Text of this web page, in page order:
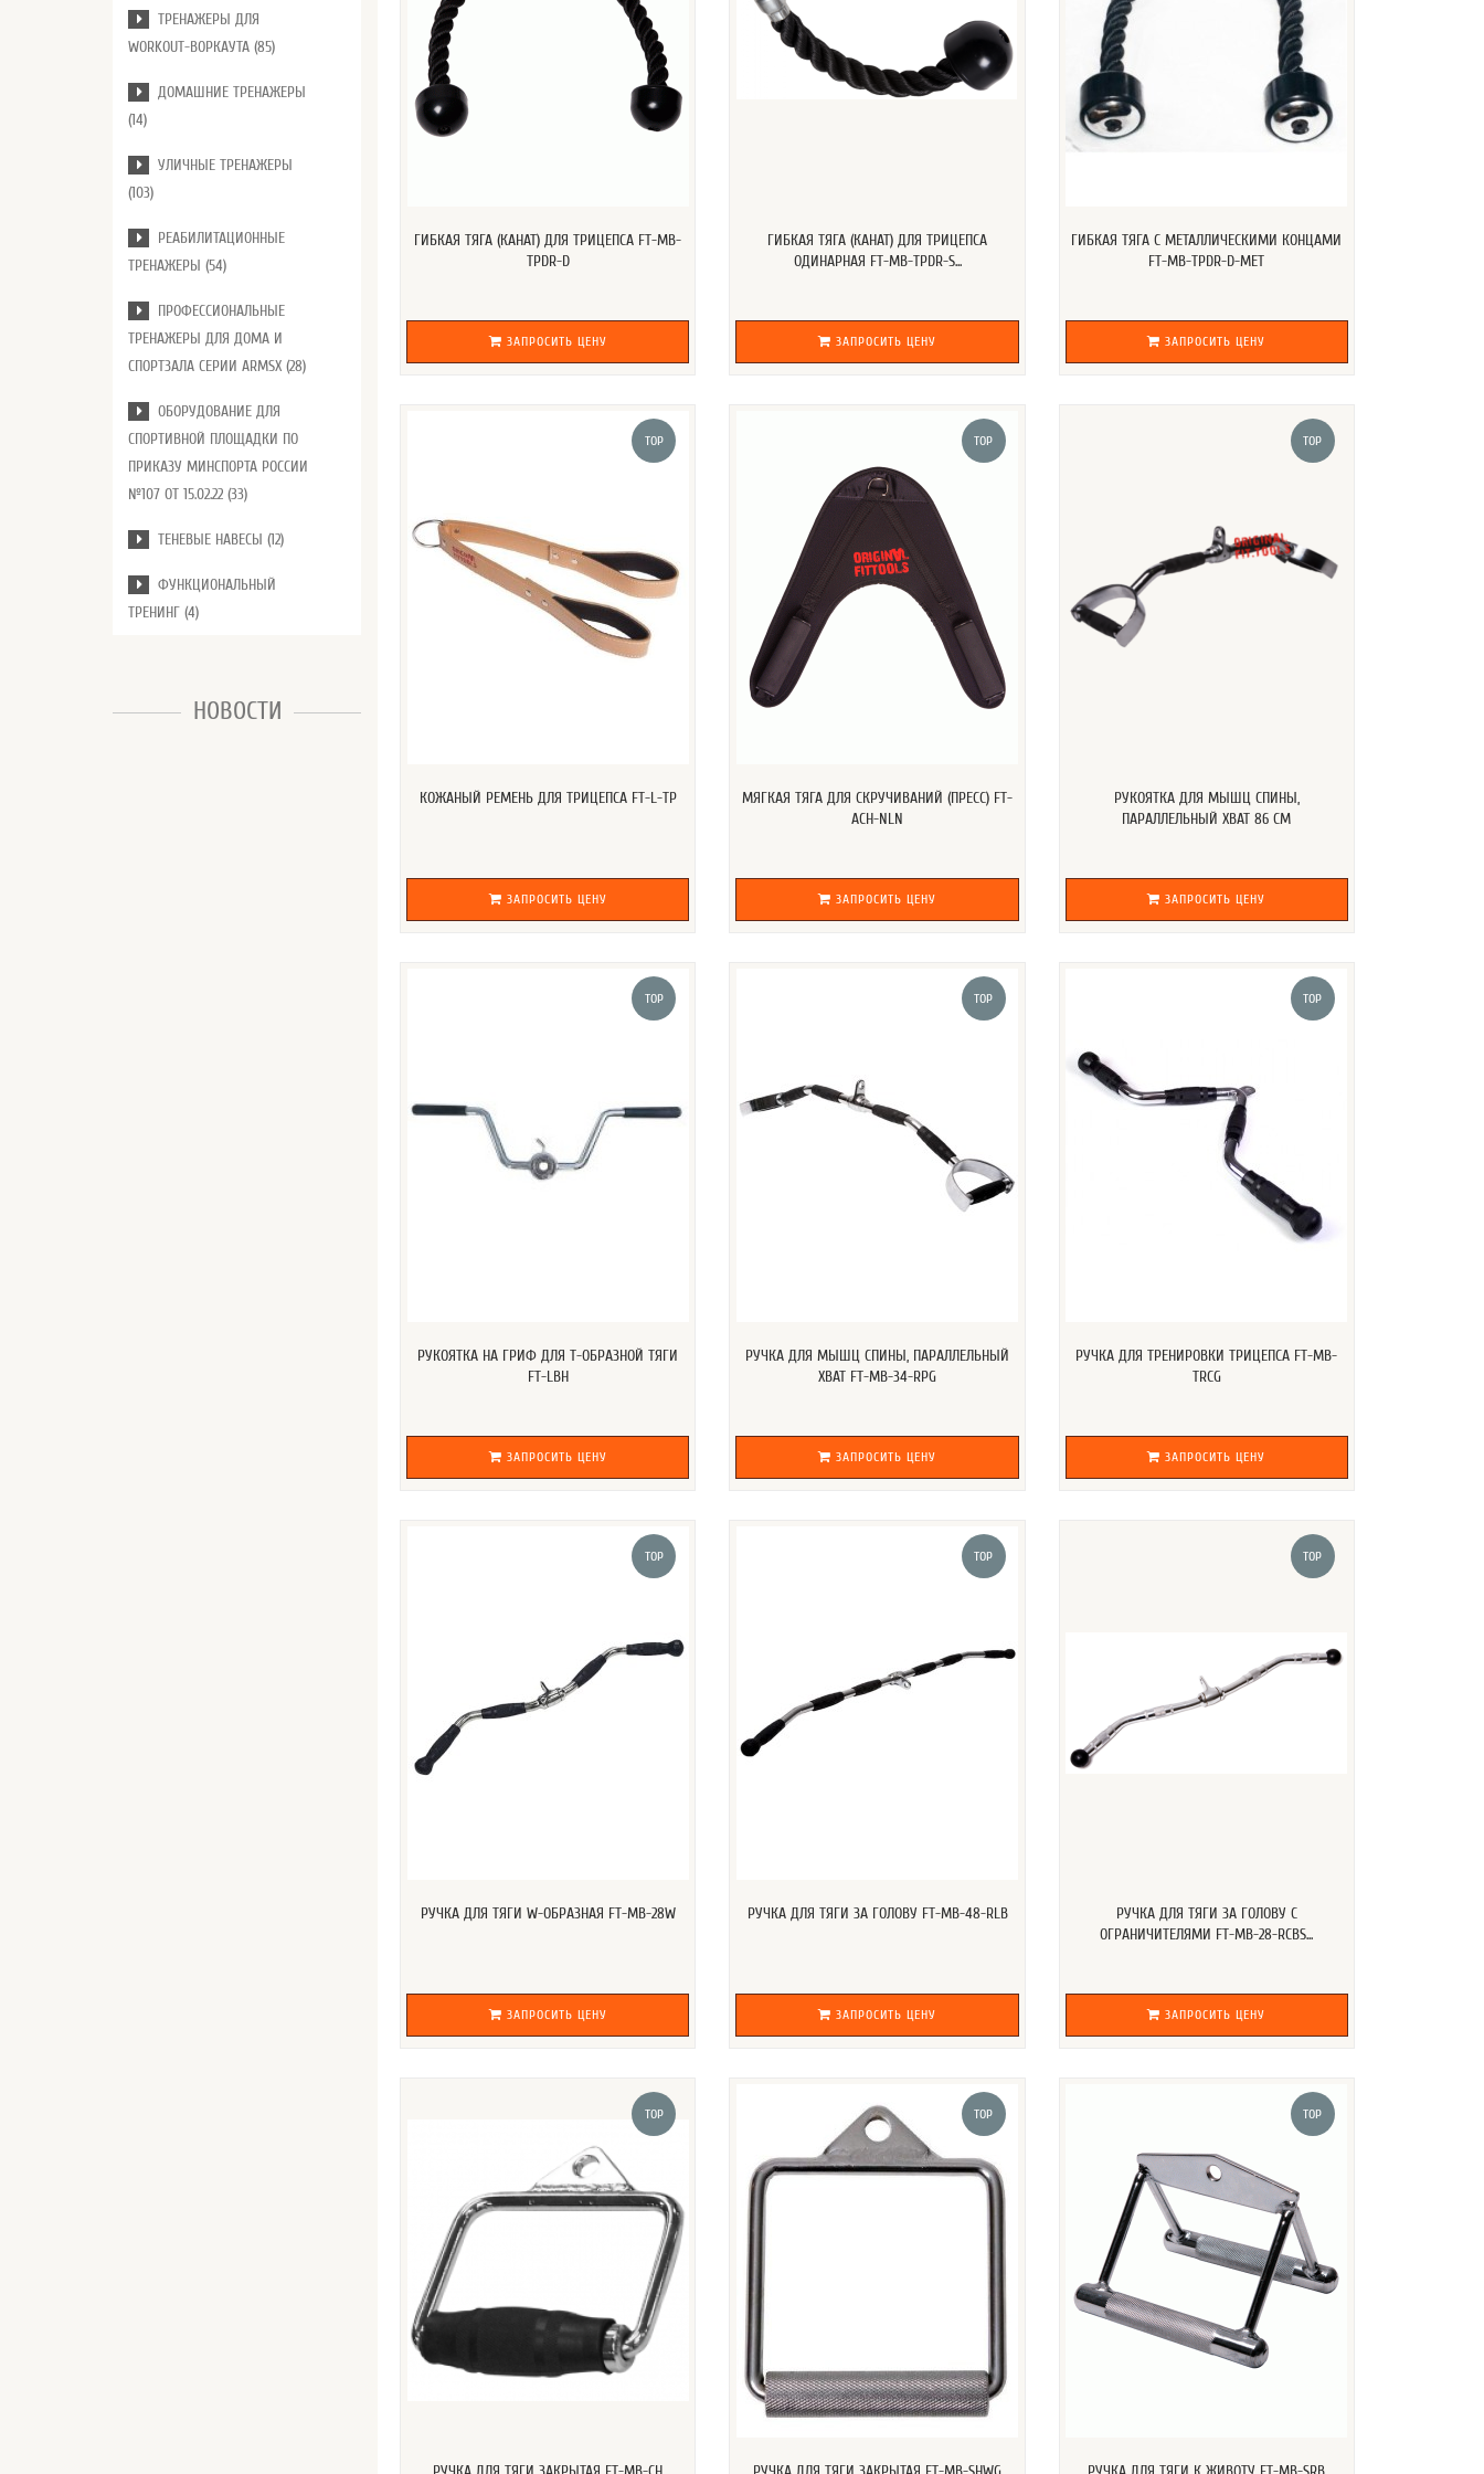
ТРЕНАЖЕРЫ ДЛЯ
WORKOUT-ВОРКАУТА (85)
ДОМАШНИЕ ТРЕНАЖЕРЫ
(14)
УЛИЧНЫЕ ТРЕНАЖЕРЫ
(103)
РЕАБИЛИТАЦИОННЫЕ
ТРЕНАЖЕРЫ (54)
ПРОФЕССИОНАЛЬНЫЕ
ТРЕНАЖЕРЫ ДЛЯ ДОМА И
СПОРТЗАЛА СЕРИИ ARMSX (28)
ОБОРУДОВАНИЕ ДЛЯ
СПОРТИВНОЙ ПЛОЩАДКИ ПО
ПРИКАЗУ МИНСПОРТА РОССИИ
№107 ОТ 15.02.22 (33)
ТЕНЕВЫЕ НАВЕСЫ (12)
ФУНКЦИОНАЛЬНЫЙ
ТРЕНИНГ (4)
НОВОСТИ
v-образная фиксированная ручка, имеет упоры против соскальзывания рук;
v-образная подвижная, аналогична предыдущей, отличие только во вращающемся креплении;
l-образная рукоятка, обладающая многофункциональнстью, используется для многих физических
упражнений;
параллельная рукоятка, используется только для упражнений на зону спины;
v-образная параллельная рукоятка, дает возможность выполнить горизонтальную и вертикальную тягу;
планетарная рукоятка, представляет собой две округлых ручки, вращающихся на 360 градусов, подходит
тренажером кроссовер, но также могут использоваться и одиночно.
Мы представляем большой ассортимент ручек из различных качественных материалов, способных удовлетворить
ГИБКАЯ ТЯГА (КАНАТ) ДЛЯ ТРИЦЕПСА FT-MB-
TPDR-D
ЗАПРОСИТЬ ЦЕНУ
ГИБКАЯ ТЯГА (КАНАТ) ДЛЯ ТРИЦЕПСА
ОДИНАРНАЯ FT-MB-TPDR-S...
ЗАПРОСИТЬ ЦЕНУ
ГИБКАЯ ТЯГА С МЕТАЛЛИЧЕСКИМИ КОНЦАМИ
FT-MB-TPDR-D-MET
ЗАПРОСИТЬ ЦЕНУ
TOP
КОЖАНЫЙ РЕМЕНЬ ДЛЯ ТРИЦЕПСА FT-L-TP
ЗАПРОСИТЬ ЦЕНУ
TOP
МЯГКАЯ ТЯГА ДЛЯ СКРУЧИВАНИЙ (ПРЕСС) FT-
ACH-NLN
ЗАПРОСИТЬ ЦЕНУ
TOP
РУКОЯТКА ДЛЯ МЫШЦ СПИНЫ,
ПАРАЛЛЕЛЬНЫЙ ХВАТ 86 СМ
ЗАПРОСИТЬ ЦЕНУ
TOP
РУКОЯТКА НА ГРИФ ДЛЯ Т-ОБРАЗНОЙ ТЯГИ
FT-LBH
ЗАПРОСИТЬ ЦЕНУ
TOP
РУЧКА ДЛЯ МЫШЦ СПИНЫ, ПАРАЛЛЕЛЬНЫЙ
ХВАТ FT-MB-34-RPG
ЗАПРОСИТЬ ЦЕНУ
TOP
РУЧКА ДЛЯ ТРЕНИРОВКИ ТРИЦЕПСА FT-MB-
TRCG
ЗАПРОСИТЬ ЦЕНУ
TOP
РУЧКА ДЛЯ ТЯГИ W-ОБРАЗНАЯ FT-MB-28W
ЗАПРОСИТЬ ЦЕНУ
TOP
РУЧКА ДЛЯ ТЯГИ ЗА ГОЛОВУ FT-MB-48-RLB
ЗАПРОСИТЬ ЦЕНУ
TOP
РУЧКА ДЛЯ ТЯГИ ЗА ГОЛОВУ С
ОГРАНИЧИТЕЛЯМИ FT-MB-28-RCBS...
ЗАПРОСИТЬ ЦЕНУ
TOP TOP TOP